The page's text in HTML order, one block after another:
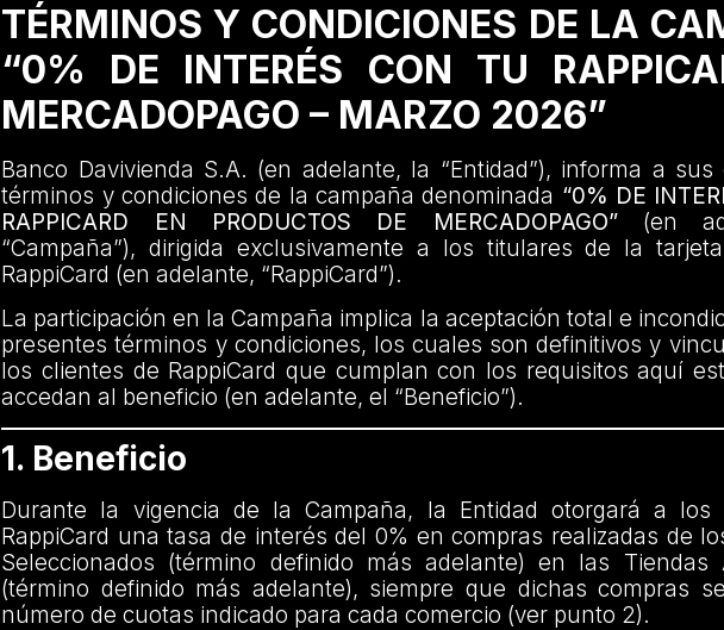
TÉRMINOS Y CONDICIONES DE LA
“0% DE INTERÉS CON TU
MERCADOPAGO – MARZO 2026”
Banco Davivienda S.A. (en adelante, la “Entidad”), informa a
términos y condiciones de la campaña denominada “0% DE
RAPPICARD EN PRODUCTOS DE MERCADOPAGO”(en
“Campaña”), dirigida exclusivamente a los titulares de la
RappiCard (en adelante, “RappiCard”).
La participación en la Campaña implica la aceptación total e
presentes términos y condiciones, los cuales son definitivos y
los clientes de RappiCard que cumplan con los requisitos aquí
accedan al beneficio (en adelante, el “Beneficio”).
1. Beneficio
Durante la vigencia de la Campaña, la Entidad otorgará a los
RappiCard una tasa de interés del 0% en compras realizadas de
Seleccionados (término definido más adelante) en las Tiendas
(término definido más adelante), siempre que dichas compras
número de cuotas indicado para cada comercio (ver punto 2).